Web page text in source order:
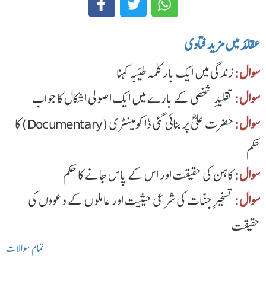
عقائد میں مزید فتاوی
سوال:زندگی میں ایک بار کلمہ طیّبہ کہنا
سوال:تقلیدِ شخصی کے بارے میں ایک اصولی اشکال کا جواب
سوال:
حضرت علیؓ پر بنائی گئی ڈاکومینٹری (Documentary) کا
حکم
سوال:کاہن کی حقیقت اور اس کے پاس جانے کا حکم
سوال: تسخیرِ جنّات کی شرعی حیثیت اور عاملوں کے دعووں کی
حقیقت
تمام سوالات